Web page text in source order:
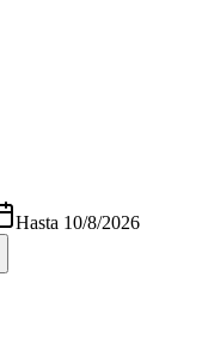
Hasta 10/8/2026